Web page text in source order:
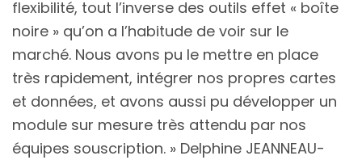
flexibilité, tout l’inverse des outils effet « boîte
noire » qu’on a l’habitude de voir sur le
marché. Nous avons pu le mettre en place
très rapidement, intégrer nos propres cartes
et données, et avons aussi pu développer un
module sur mesure très attendu par nos
équipes souscription. » Delphine JEANNEAU-